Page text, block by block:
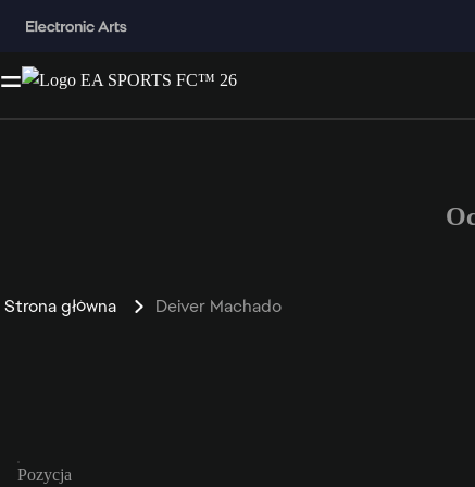
Strona główna Deiver Machado
Pozycja